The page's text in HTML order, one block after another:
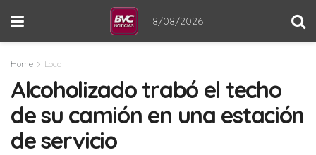
8/08/2026
Home Local
Alcoholizado trabó el techo
de su camión en una estación
de servicio